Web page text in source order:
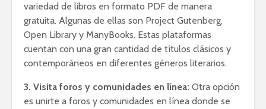
variedad de libros en formato PDF de manera
gratuita. Algunas de ellas son Project Gutenberg,
Open Library y ManyBooks. Estas plataformas
cuentan con una gran cantidad de títulos clásicos y
contemporáneos en diferentes géneros literarios.
3. Visita foros y comunidades en línea: Otra opción
es unirte a foros y comunidades en línea donde se